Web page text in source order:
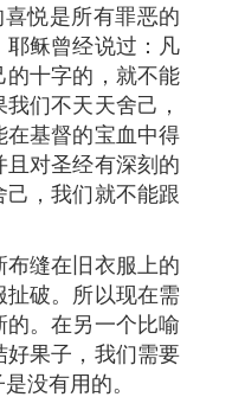
悦是所有罪恶的
稣曾经说过：凡
十字的，就不能
们不天天舍己，
在基督的宝血中得
对圣经有深刻的
，我们就不能跟
缝在旧衣服上的
扯破。所以现在需
。在另一个比喻
好果子，我们需要
没有用的。